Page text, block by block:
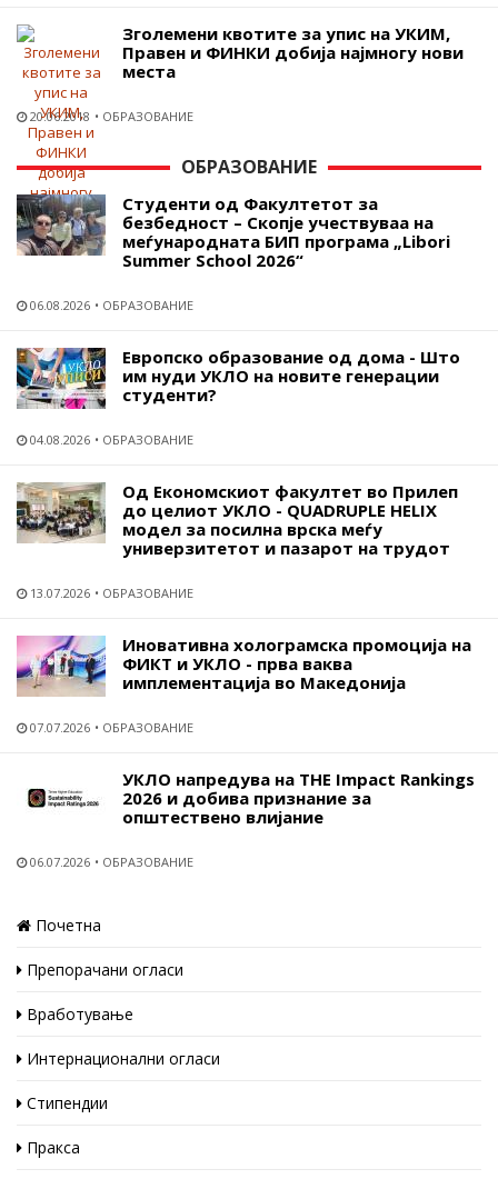
Зголемени квотите за упис на УКИМ,
Правен и ФИНКИ добија најмногу нови
места
20.06.2018 ОБРАЗОВАНИЕ
ОБРАЗОВАНИЕ
Студенти од Факултетот за
безбедност – Скопје учествуваа на
меѓународната БИП програма „Libori
Summer School 2026“
06.08.2026 ОБРАЗОВАНИЕ
Европско образование од дома - Што
им нуди УКЛО на новите генерации
студенти?
04.08.2026 ОБРАЗОВАНИЕ
Од Економскиот факултет во Прилеп
до целиот УКЛО - QUADRUPLE HELIX
модел за посилна врска меѓу
универзитетот и пазарот на трудот
13.07.2026 ОБРАЗОВАНИЕ
Иновативна холограмска промоција на
ФИКТ и УКЛО - прва ваква
имплементација во Македонија
07.07.2026 ОБРАЗОВАНИЕ
УКЛО напредува на THE Impact Rankings
2026 и добива признание за
општествено влијание
06.07.2026 ОБРАЗОВАНИЕ
Почетна
Препорачани огласи
Вработување
Интернационални огласи
Стипендии
Пракса